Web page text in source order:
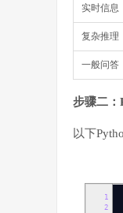
实时信息
复杂推理
一般问答
步骤二：
以下
1
2